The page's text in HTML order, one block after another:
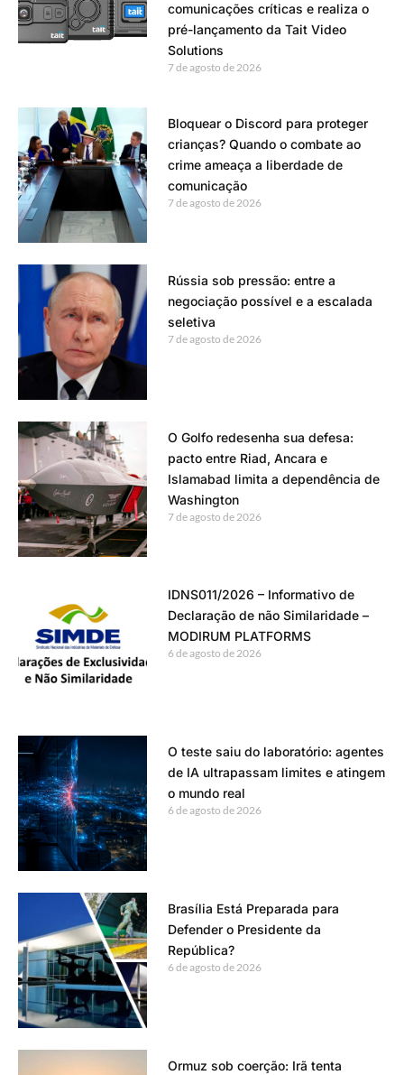
comunicações críticas e realiza o
pré-lançamento da Tait Video
Solutions
7 de agosto de 2026
Bloquear o Discord para proteger
crianças? Quando o combate ao
crime ameaça a liberdade de
comunicação
7 de agosto de 2026
Rússia sob pressão: entre a
negociação possível e a escalada
seletiva
7 de agosto de 2026
O Golfo redesenha sua defesa:
pacto entre Riad, Ancara e
Islamabad limita a dependência de
Washington
7 de agosto de 2026
IDNS011/2026 – Informativo de
Declaração de não Similaridade –
MODIRUM PLATFORMS
6 de agosto de 2026
O teste saiu do laboratório: agentes
de IA ultrapassam limites e atingem
o mundo real
6 de agosto de 2026
Brasília Está Preparada para
Defender o Presidente da
República?
6 de agosto de 2026
Ormuz sob coerção: Irã tenta